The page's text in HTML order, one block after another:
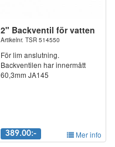
2" Backventil för vatten
Artikelnr. TSR 514550
För lim anslutning.
Backventilen har innermått
60,3mm JA145
389.00:- Mer info